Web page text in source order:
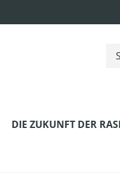
DIE ZUKUNFT DER